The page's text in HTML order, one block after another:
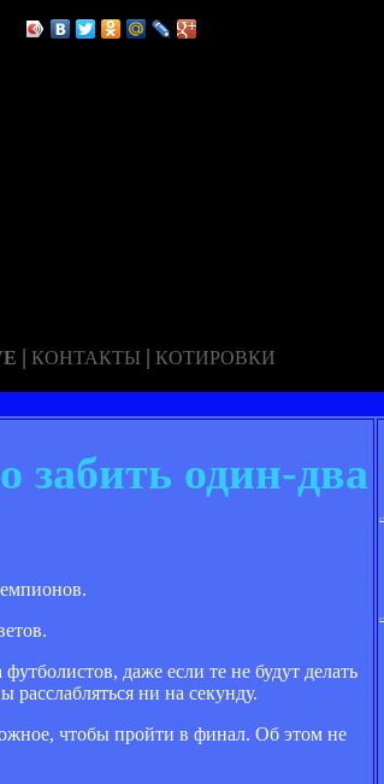
| КОНТАКТЫ | КОТИРОВКИ
забить один-два
даже если те не будут делать
ни на секунду.
чтобы пройти в финал. Об этом не